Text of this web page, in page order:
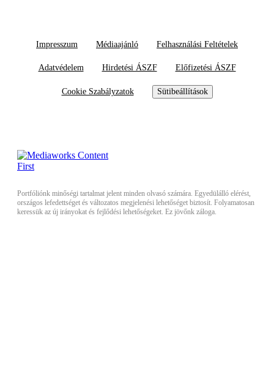
Impresszum Médiaajánló Felhasználási Feltételek
Adatvédelem Hirdetési ÁSZF Előfizetési ÁSZF
Cookie Szabályzatok Sütibeállítások
Portfóliónk minőségi tartalmat jelent minden olvasó számára. Egyedülálló elérést,
országos lefedettséget és változatos megjelenési lehetőséget biztosít. Folyamatosan
keressük az új irányokat és fejlődési lehetőségeket. Ez jövőnk záloga.